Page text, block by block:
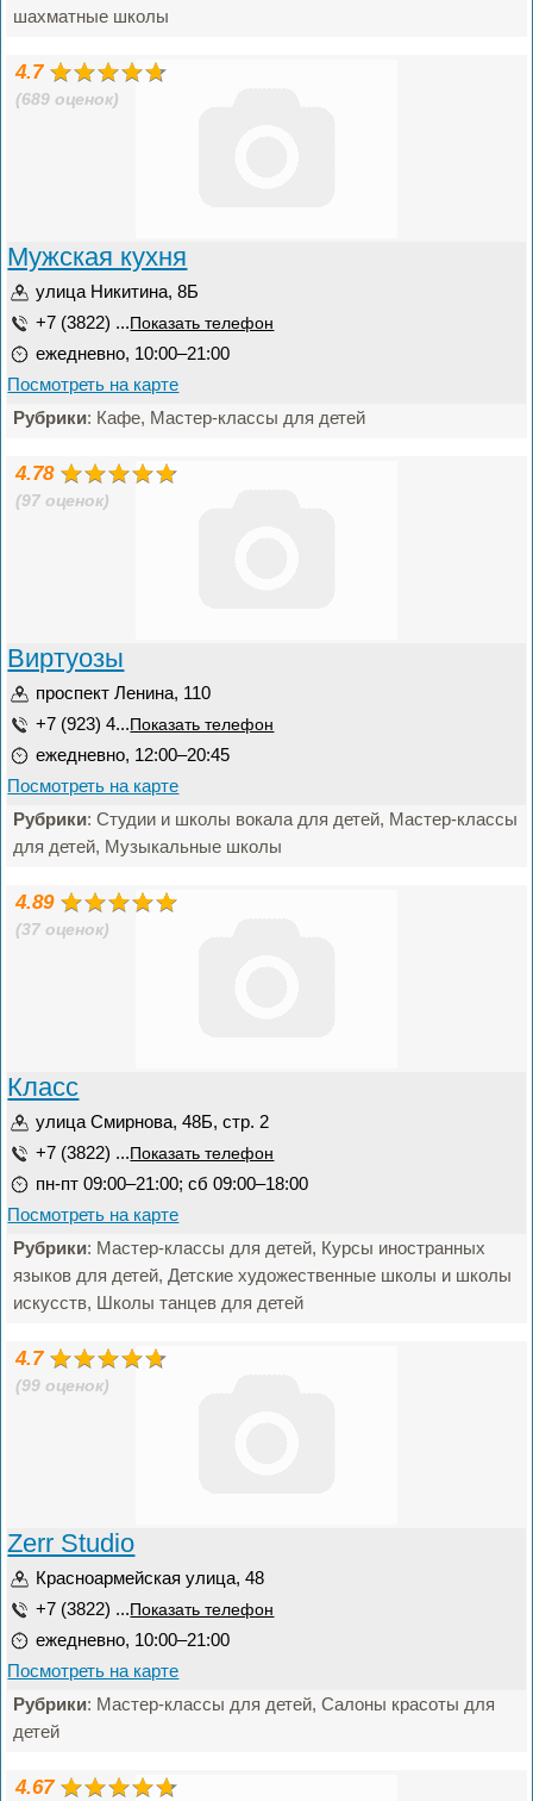
шахматные школы
4.7
(689 оценок)
Мужская кухня
улица Никитина, 8Б
+7 (3822) ... Показать телефон
ежедневно, 10:00–21:00
Посмотреть на карте
Рубрики: Кафе, Мастер-классы для детей
4.78
(97 оценок)
Виртуозы
проспект Ленина, 110
+7 (923) 4... Показать телефон
ежедневно, 12:00–20:45
Посмотреть на карте
Рубрики: Студии и школы вокала для детей, Мастер-классы
для детей, Музыкальные школы
4.89
(37 оценок)
Класс
улица Смирнова, 48Б, стр. 2
+7 (3822) ... Показать телефон
пн-пт 09:00–21:00; сб 09:00–18:00
Посмотреть на карте
Рубрики: Мастер-классы для детей, Курсы иностранных
языков для детей, Детские художественные школы и школы
искусств, Школы танцев для детей
4.7
(99 оценок)
Zerr Studio
Красноармейская улица, 48
+7 (3822) ... Показать телефон
ежедневно, 10:00–21:00
Посмотреть на карте
Рубрики: Мастер-классы для детей, Салоны красоты для
детей
4.67